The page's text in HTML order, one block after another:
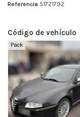
Referencia 51721792
Código de vehículo
Pack